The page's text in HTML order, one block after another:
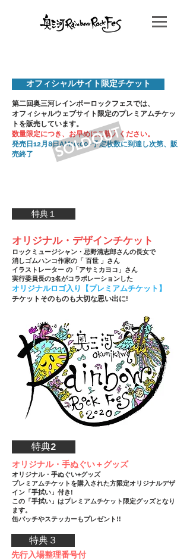
オフィシャルサイト限定チケット
第二回奥三河レインボーロックフェスでは、
オフィシャルウェブサイト限定のプレミアムチケッ
トを販売しています。
数量限定につき、お早めにご購入ください。
発売日12月8日AM10:00~予定枚数に到達し次第、販
売終了
SOLDOUT
特典１
オリジナル・デザインチケット
ロックミュージシャン・忌野清志郎さんの長女で
消しゴムハンコ作家の「 百世 」さん
イラストレーター の「アサミカヨコ」さん
実行委員長の3名がコラボレーションした
オリジナルロゴ入り【プレミアムチケット】
チケットそのものも大切な思い出に!
特典2
オリジナル・手ぬぐい＋グッズ
オリジナル・手ぬぐい+グッズ
プレミアムチケットを購入された方限定オリジナルデザ
イン「手拭い」付き!
この「手拭い」はプレミアムチケット限定グッズとなり
ます。
缶バッチやステッカーもプレゼント!!​
特典３
​先行入場整理番号付